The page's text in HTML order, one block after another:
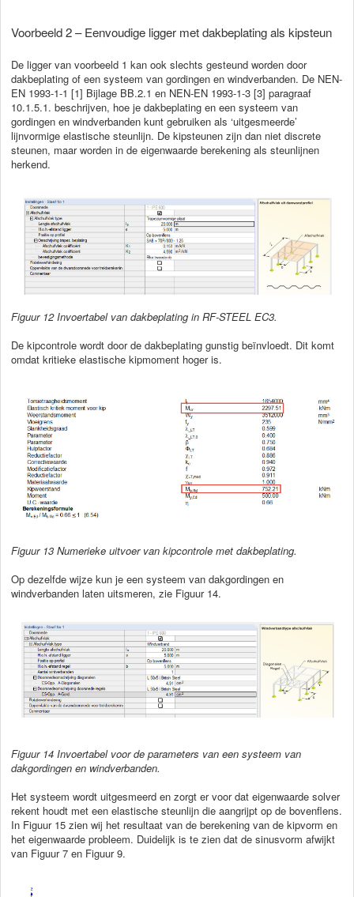
Voorbeeld 2 – Eenvoudige ligger met dakbeplating als kipsteun
De ligger van voorbeeld 1 kan ook slechts gesteund worden door
dakbeplating of een systeem van gordingen en windverbanden. De NEN-
EN 1993-1-1 [1] Bijlage BB.2.1 en NEN-EN 1993-1-3 [3] paragraaf
10.1.5.1. beschrijven, hoe je dakbeplating en een systeem van
gordingen en windverbanden kunt gebruiken als ‘uitgesmeerde’
lijnvormige elastische steunlijn. De kipsteunen zijn dan niet discrete
steunen, maar worden in de eigenwaarde berekening als steunlijnen
herkend.
Figuur 12 Invoertabel van dakbeplating in RF-STEEL EC3.
De kipcontrole wordt door de dakbeplating gunstig beïnvloedt. Dit komt
omdat kritieke elastische kipmoment hoger is.
Figuur 13 Numerieke uitvoer van kipcontrole met dakbeplating.
Op dezelfde wijze kun je een systeem van dakgordingen en
windverbanden laten uitsmeren, zie Figuur 14.
Figuur 14 Invoertabel voor de parameters van een systeem van
dakgordingen en windverbanden.
Het systeem wordt uitgesmeerd en zorgt er voor dat eigenwaarde solver
rekent houdt met een elastische steunlijn die aangrijpt op de bovenflens.
In Figuur 15 zien wij het resultaat van de berekening van de kipvorm en
het eigenwaarde probleem. Duidelijk is te zien dat de sinusvorm afwijkt
van Figuur 7 en Figuur 9.